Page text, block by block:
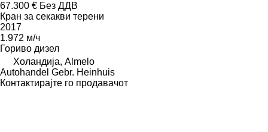
67.300 € Без ДДВ
Кран за секакви терени
2017
1.972 м/ч
Гориво дизел
Холандија, Almelo
Autohandel Gebr. Heinhuis
Контактирајте го продавачот